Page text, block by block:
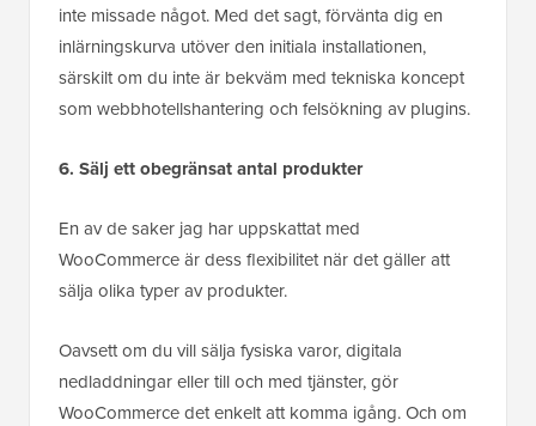
inte missade något. Med det sagt, förvänta dig en
inlärningskurva utöver den initiala installationen,
särskilt om du inte är bekväm med tekniska koncept
som webbhotellshantering och felsökning av plugins.
6. Sälj ett obegränsat antal produkter
En av de saker jag har uppskattat med
WooCommerce är dess flexibilitet när det gäller att
sälja olika typer av produkter.
Oavsett om du vill sälja fysiska varor, digitala
nedladdningar eller till och med tjänster, gör
WooCommerce det enkelt att komma igång. Och om